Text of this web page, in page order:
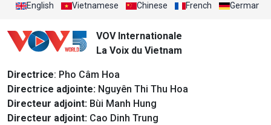
English Vietnamese Chinese French German
VOV Internationale
La Voix du Vietnam
Directrice: Pho Câm Hoa
Directrice adjointe: Nguyên Thi Thu Hoa
Directeur adjoint: Bùi Manh Hung
Directeur adjoint: Cao Dinh Trung